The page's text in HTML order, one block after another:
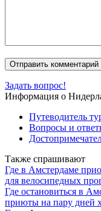
Задать вопрос!
Информация о
Путеводитель
Вопросы и
Также спрашивают
Где в Амстердаме
для велосипедных
Где остановиться в
приюты на пару дней